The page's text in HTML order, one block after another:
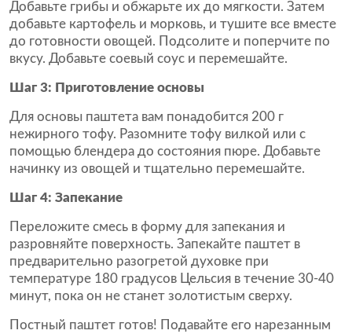
Добавьте грибы и обжарьте их до мягкости. Затем
добавьте картофель и морковь, и тушите все вместе
до готовности овощей. Подсолите и поперчите по
вкусу. Добавьте соевый соус и перемешайте.
Шаг 3: Приготовление основы
Для основы паштета вам понадобится 200 г
нежирного тофу. Разомните тофу вилкой или с
помощью блендера до состояния пюре. Добавьте
начинку из овощей и тщательно перемешайте.
Шаг 4: Запекание
Переложите смесь в форму для запекания и
разровняйте поверхность. Запекайте паштет в
предварительно разогретой духовке при
температуре 180 градусов Цельсия в течение 30-40
минут, пока он не станет золотистым сверху.
Постный паштет готов! Подавайте его нарезанным